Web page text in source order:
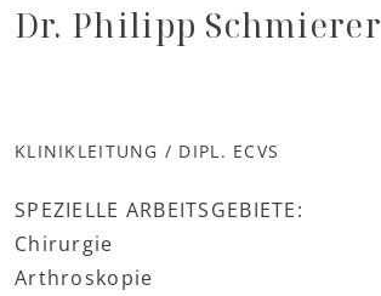
Dr. Philipp Schmierer
KLINIKLEITUNG / DIPL. ECVS
SPEZIELLE ARBEITSGEBIETE:
Chirurgie
Arthroskopie